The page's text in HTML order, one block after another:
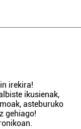
irekira!
ikusienak,
asteburuko
gehiago!